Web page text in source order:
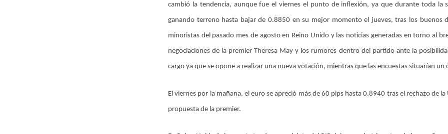
cambió la tendencia, aunque fue el viernes el punto de inflexión, ya que durante toda la
ganando terreno hasta bajar de 0.8850 en su mejor momento el jueves, tras los buenos
minoristas del pasado mes de agosto en Reino Unido y las noticias generadas en torno al
negociaciones de la premier Theresa May y los rumores dentro del partido ante la
cargo ya que se opone a realizar una nueva votación, mientras que las encuestas situarían un
El viernes por la mañana, el euro se apreció más de 60 pips hasta 0.8940 tras el rechazo de
propuesta de la premier.